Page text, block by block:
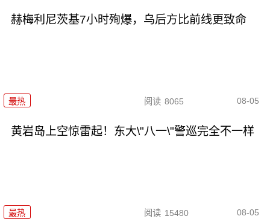
赫梅利尼茨基7小时殉爆，乌后方比前线更致命
最热 阅读 8065 08-05
黄岩岛上空惊雷起！东大\"八一\"警巡完全不一样
最热 阅读 15480 08-05